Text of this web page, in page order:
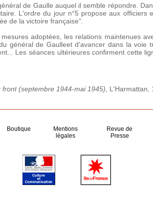
de Gaulle auquel il semble répondre.
L'ordre du jour n°5 propose aux officiers
de la victoire française".
adoptées, les relations maintenues
général de Gaulleet d'avancer dans la voie
Les séances ultérieures confirment cette
(septembre 1944-mai 1945), L'Harmattan,
Boutique
Mentions
légales
Revue de
Presse